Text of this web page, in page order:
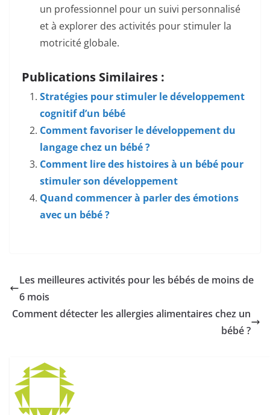
un professionnel pour un suivi personnalisé
et à explorer des activités pour stimuler la
motricité globale.
Publications Similaires :
Stratégies pour stimuler le développement
cognitif d’un bébé
Comment favoriser le développement du
langage chez un bébé ?
Comment lire des histoires à un bébé pour
stimuler son développement
Quand commencer à parler des émotions
avec un bébé ?
Les meilleures activités pour les bébés de moins de
6 mois
Comment détecter les allergies alimentaires chez un
bébé ?